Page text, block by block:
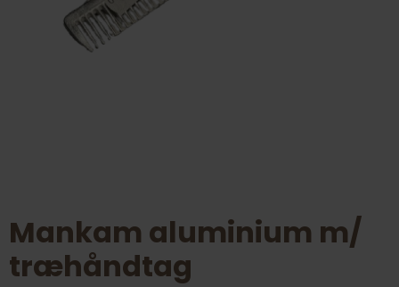
Mankam aluminium m/
træhåndtag